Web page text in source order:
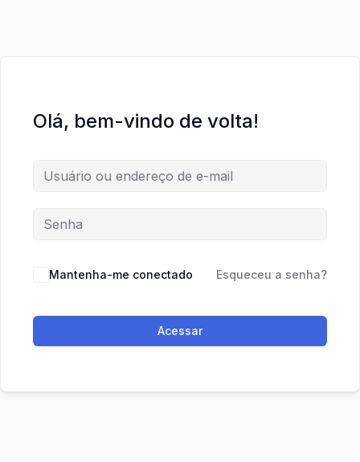
Olá, bem-vindo de volta!
Mantenha-me conectado Esqueceu a senha?
Acessar